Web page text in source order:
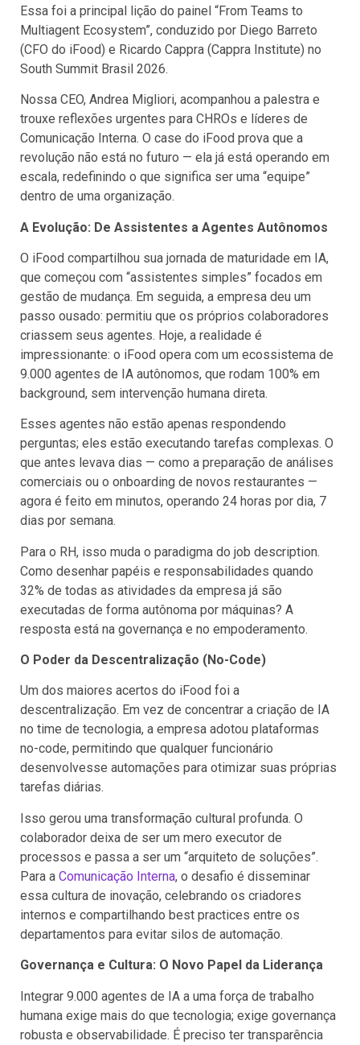
Essa foi a principal lição do painel “From Teams to
Multiagent Ecosystem”, conduzido por Diego Barreto
(CFO do iFood) e Ricardo Cappra (Cappra Institute) no
South Summit Brasil 2026.
Nossa CEO, Andrea Migliori, acompanhou a palestra e
trouxe reflexões urgentes para CHROs e líderes de
Comunicação Interna. O case do iFood prova que a
revolução não está no futuro — ela já está operando em
escala, redefinindo o que significa ser uma “equipe”
dentro de uma organização.
A Evolução: De Assistentes a Agentes Autônomos
O iFood compartilhou sua jornada de maturidade em IA,
que começou com “assistentes simples” focados em
gestão de mudança. Em seguida, a empresa deu um
passo ousado: permitiu que os próprios colaboradores
criassem seus agentes. Hoje, a realidade é
impressionante: o iFood opera com um ecossistema de
9.000 agentes de IA autônomos, que rodam 100% em
background, sem intervenção humana direta.
Esses agentes não estão apenas respondendo
perguntas; eles estão executando tarefas complexas. O
que antes levava dias — como a preparação de análises
comerciais ou o onboarding de novos restaurantes —
agora é feito em minutos, operando 24 horas por dia, 7
dias por semana.
Para o RH, isso muda o paradigma do job description.
Como desenhar papéis e responsabilidades quando
32% de todas as atividades da empresa já são
executadas de forma autônoma por máquinas? A
resposta está na governança e no empoderamento.
O Poder da Descentralização (No-Code)
Um dos maiores acertos do iFood foi a
descentralização. Em vez de concentrar a criação de IA
no time de tecnologia, a empresa adotou plataformas
no-code, permitindo que qualquer funcionário
desenvolvesse automações para otimizar suas próprias
tarefas diárias.
Isso gerou uma transformação cultural profunda. O
colaborador deixa de ser um mero executor de
processos e passa a ser um “arquiteto de soluções”.
Para a Comunicação Interna, o desafio é disseminar
essa cultura de inovação, celebrando os criadores
internos e compartilhando best practices entre os
departamentos para evitar silos de automação.
Governança e Cultura: O Novo Papel da Liderança
Integrar 9.000 agentes de IA a uma força de trabalho
humana exige mais do que tecnologia; exige governança
robusta e observabilidade. É preciso ter transparência